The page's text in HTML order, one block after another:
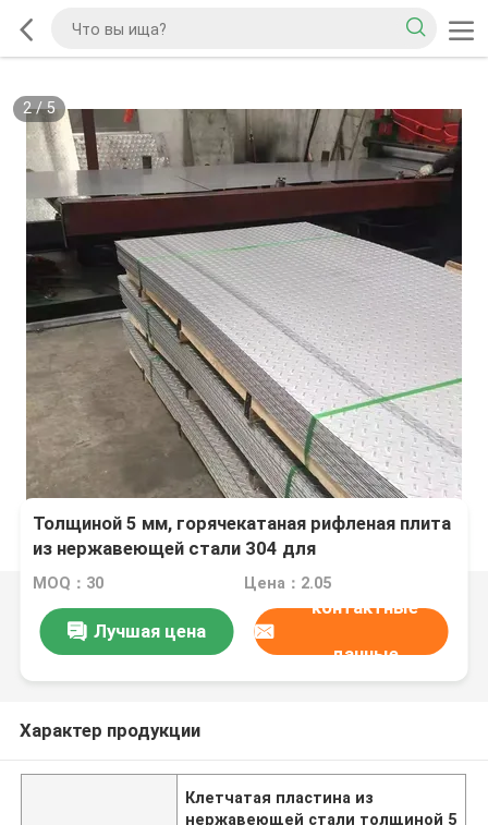
2/5
Толщиной 5 мм, горячекатаная рифленая плита
из нержавеющей стали 304 для
промышленного использования
MOQ：30 Цена：2.05
Лучшая цена
контактные
данные
Характер продукции
Клетчатая пластина из
нержавеющей стали толщиной 5